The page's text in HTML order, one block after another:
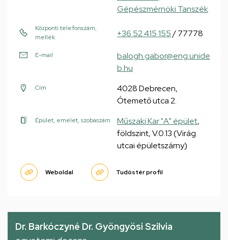
Gépészmérnöki Tanszék
Központi telefonszám,
mellék
+36 52 415 155/ 77778
E-mail
balogh.gabor@eng.unide
b.hu
Cím
4028 Debrecen,
Ótemető utca 2.
Épület, emelet, szobaszám Műszaki Kar "A" épület,
földszint, V.0.13 (Virág
utcai épületszárny)
Weboldal Tudóstér profil
Dr. Barkóczyné Dr. Gyöngyösi Szilvia